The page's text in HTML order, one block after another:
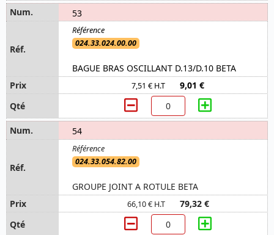
53
024.33.024.00.00
BAGUE BRAS OSCILLANT D.13/D.10 BETA
7,51 € H.T 9,01 €
54
024.33.054.82.00
GROUPE JOINT A ROTULE BETA
66,10 € H.T 79,32 €